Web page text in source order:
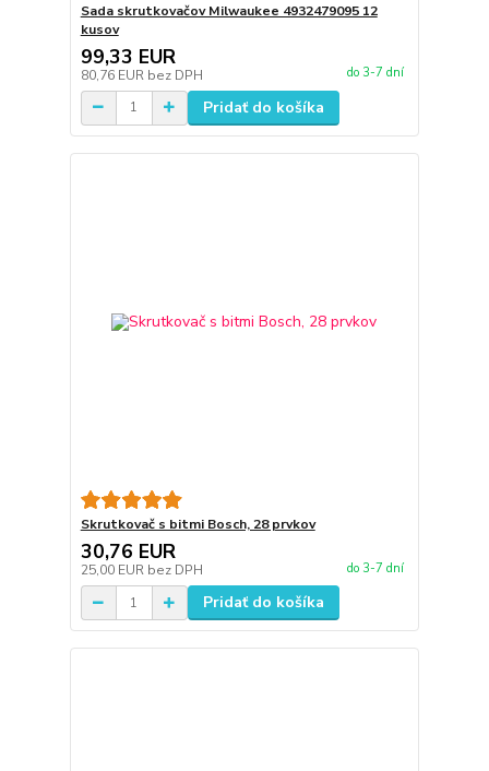
Sada skrutkovačov Milwaukee 4932479095 12
kusov
99,33 EUR
80,76 EUR bez DPH do 3-7 dní
Pridať do košíka
Skrutkovač s bitmi Bosch, 28 prvkov
30,76 EUR
25,00 EUR bez DPH do 3-7 dní
Pridať do košíka